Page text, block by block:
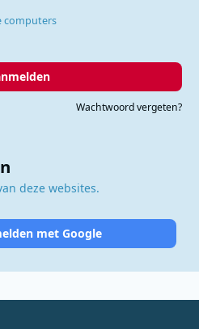
computers
Wachtwoord vergeten?
deze websites.
met Google